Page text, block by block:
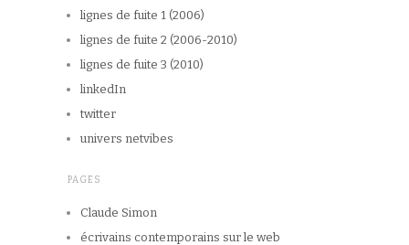
lignes de fuite 1 (2006)
lignes de fuite 2 (2006-2010)
lignes de fuite 3 (2010)
linkedIn
twitter
univers netvibes
PAGES
Claude Simon
écrivains contemporains sur le web